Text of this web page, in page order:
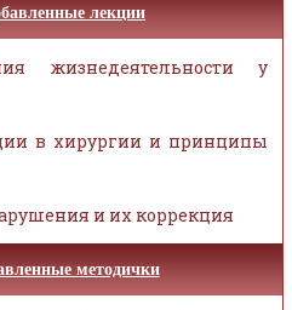
лекции
жизнедеятельности у
в хирургии и принципы
и их коррекция
методички